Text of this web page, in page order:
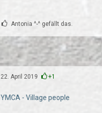
Antonia ^-^ gefällt das.
22. April 2019 +1
YMCA - Village people